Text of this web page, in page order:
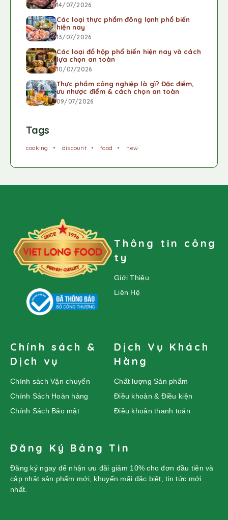
14/07/2026
Các loại thực phẩm đông lạnh phổ biến
hiện nay
13/07/2026
Các loại đồ hộp phổ biến hiện nay và cách
lựa chọn an toàn
10/07/2026
Thực phẩm công nghiệp là gì? Đặc điểm,
ưu nhược điểm & cách chọn an toàn
09/07/2026
Tags
cooking discount food new
Thông tin công
ty
Giới Thiệu
Liên Hệ
Chính sách &
Dịch vụ
Chính sách Vận chuyển
Chính Sách Hoàn hàng
Chính Sách Bảo mật
Dịch Vụ Khách
Hàng
Chất lượng Sản phẩm
Điều khoản & Điều kiện
Điều khoản thanh toán
Đăng Ký Bảng Tin
Đăng ký ngay để nhận ưu đãi giảm 10% cho đơn đầu tiên và
cập nhật sản phẩm mới, khuyến mãi đặc biệt, tin tức mới
nhất.